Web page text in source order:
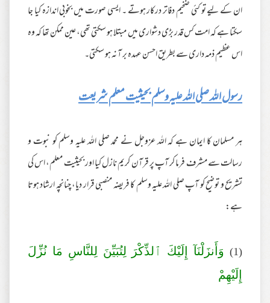
ان کے لیے تو کئی ضخیم دفاتر درکار ہوتے ۔ ایسی صورت میں بخوبی اندازہ کیا جا
سکتا ہے کہ امت کس قدر بڑی دشواری میں مبتلا ہو سکتی تھی، عین ممکن تھا کہ وہ
اس عظیم ذمہ داری سے بطریق احسن عہدہ بر آ نہ ہو سکتی۔
رسول اللہ صلی اللہ علیہ وسلم بحیثیت معلم شریعت
ہر مسلمان کا ایمان ہے کہ اللہ عزوجل نے محمد صلی اللہ علیہ وسلم کو نبوت و
رسالت سے مشرف فرما کر آپ پر قرآن کریم نازل کیا اور بحیثیت معلم، اس کی
تشریح و توضیح کو آپ صلی اللہ علیہ وسلم کا فریضہ منصبی قرار دیا، چنانچہ ارشاد ہوتا
ہے:
(1)
وَأَنزَلْنَآ إِلَيْكَ ٱلذِّكْرَ‌ لِتُبَيِّنَ لِلنَّاسِ مَا نُزِّلَ
إِلَيْهِمْ